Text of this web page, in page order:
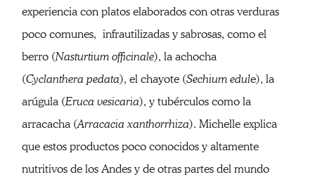
experiencia con platos elaborados con otras verduras
poco comunes, infrautilizadas y sabrosas, como el
berro (Nasturtium officinale), la achocha
(Cyclanthera pedata), el chayote (Sechium edule), la
arúgula (Eruca vesicaria), y tubérculos como la
arracacha (Arracacia xanthorrhiza). Michelle explica
que estos productos poco conocidos y altamente
nutritivos de los Andes y de otras partes del mundo